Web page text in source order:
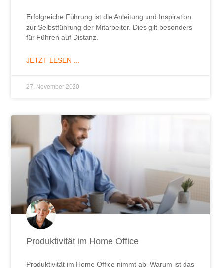
Erfolgreiche Führung ist die Anleitung und Inspiration
zur Selbstführung der Mitarbeiter. Dies gilt besonders
für Führen auf Distanz.
JETZT LESEN ...
27. November 2020
Produktivität im Home Office
Produktivität im Home Office nimmt ab. Warum ist das